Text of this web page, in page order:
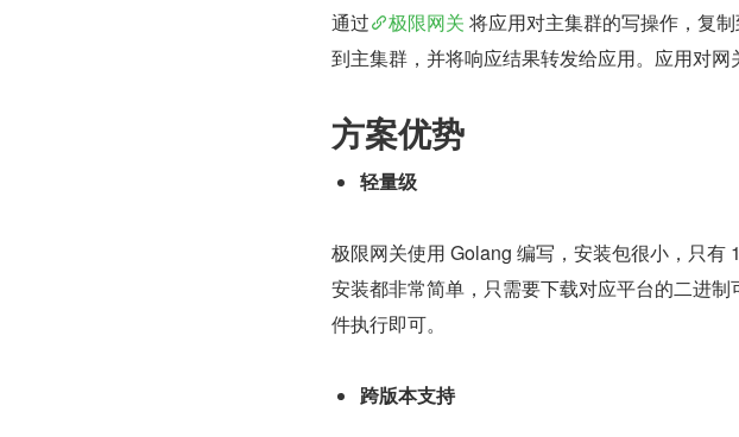
通过 极限网关 将应用对主集群的写操作，复
到主集群，并将响应结果转发给应用。应用对
方案优势
轻量级
极限网关使用 Golang 编写，安装包很小，只
安装都非常简单，只需要下载对应平台的二进
件执行即可。
跨版本支持